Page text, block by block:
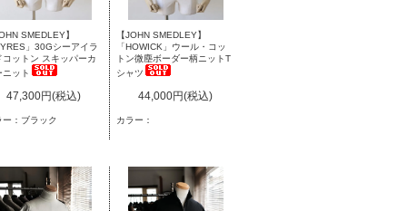
SMEDLEY】
」30Gシーアイラ
コットン スキッパーカ
ニット
47,300円(税込)
ー：ブラック
【JOHN SMEDLEY】
「HOWICK」ウール・コッ
トン微塵ボーダー柄ニットT
シャツ
44,000円(税込)
カラー：